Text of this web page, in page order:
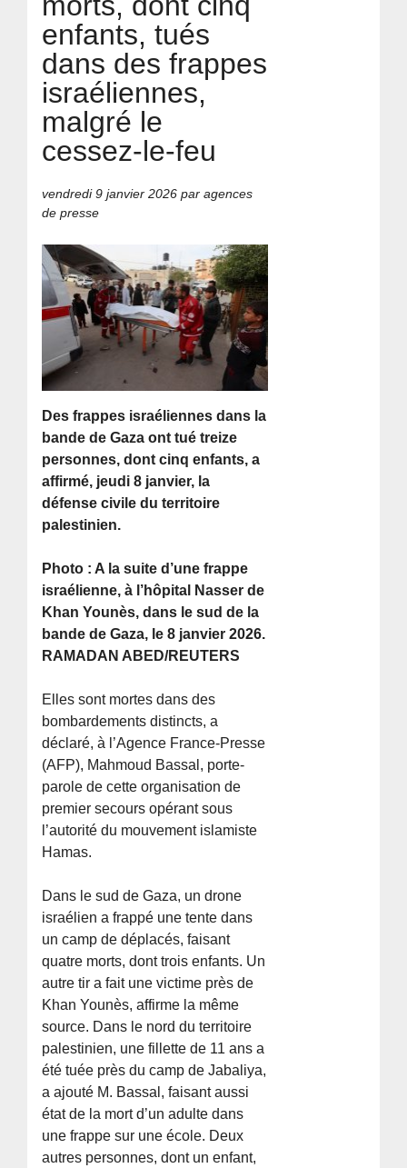
enfants, tués
dans des frappes
israéliennes,
malgré le
cessez-le-feu
vendredi 9 janvier 2026 par agences
de presse
Des frappes israéliennes dans la
bande de Gaza ont tué treize
personnes, dont cinq enfants, a
affirmé, jeudi 8 janvier, la
défense civile du territoire
palestinien.
Photo : A la suite d’une frappe
israélienne, à l’hôpital Nasser de
Khan Younès, dans le sud de la
bande de Gaza, le 8 janvier 2026.
RAMADAN ABED/REUTERS
Elles sont mortes dans des
bombardements distincts, a
déclaré, à l’Agence France-Presse
(AFP), Mahmoud Bassal, porte-
parole de cette organisation de
premier secours opérant sous
l’autorité du mouvement islamiste
Hamas.
Dans le sud de Gaza, un drone
israélien a frappé une tente dans
un camp de déplacés, faisant
quatre morts, dont trois enfants. Un
autre tir a fait une victime près de
Khan Younès, affirme la même
source. Dans le nord du territoire
palestinien, une fillette de 11 ans a
été tuée près du camp de Jabaliya,
a ajouté M. Bassal, faisant aussi
état de la mort d’un adulte dans
une frappe sur une école. Deux
autres personnes, dont un enfant,